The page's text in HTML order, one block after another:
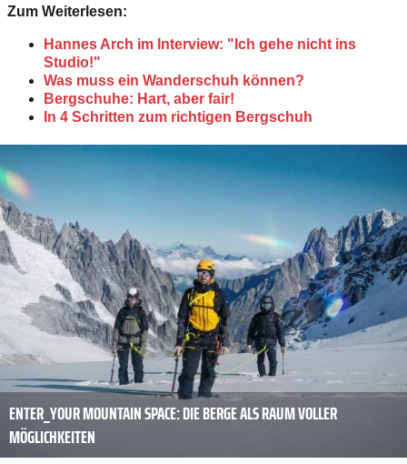
Zum Weiterlesen:
Hannes Arch im Interview: "Ich gehe nicht ins
Studio!"
Was muss ein Wanderschuh können?
Bergschuhe: Hart, aber fair!
In 4 Schritten zum richtigen Bergschuh
ENTER_YOUR MOUNTAIN SPACE: DIE BERGE ALS RAUM VOLLER
MÖGLICHKEITEN